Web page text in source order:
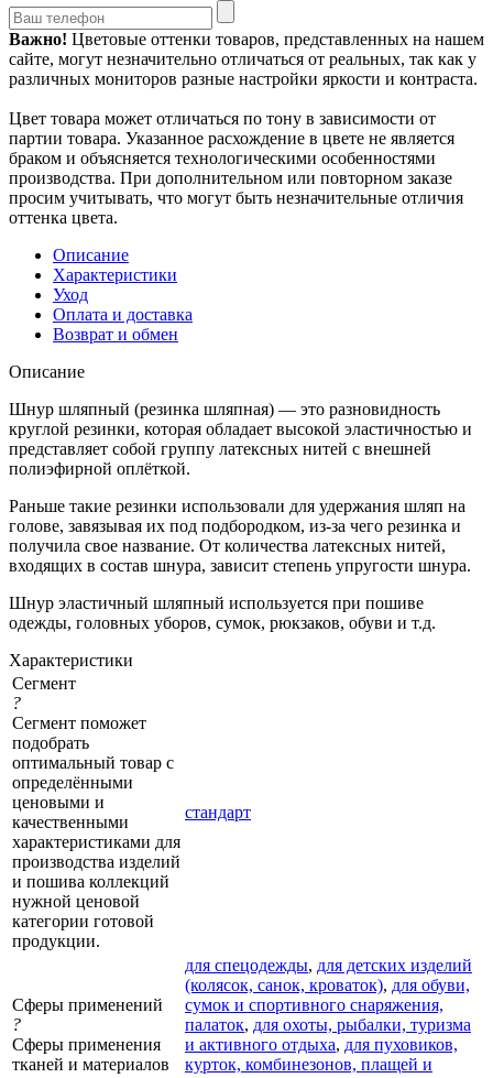
Важно! Цветовые оттенки товаров, представленных на нашем
сайте, могут незначительно отличаться от реальных, так как у
различных мониторов разные настройки яркости и контраста.
Цвет товара может отличаться по тону в зависимости от
партии товара. Указанное расхождение в цвете не является
браком и объясняется технологическими особенностями
производства. При дополнительном или повторном заказе
просим учитывать, что могут быть незначительные отличия
оттенка цвета.
Описание
Характеристики
Уход
Оплата и доставка
Возврат и обмен
Описание
Шнур шляпный (резинка шляпная) — это разновидность
круглой резинки, которая обладает высокой эластичностью и
представляет собой группу латексных нитей с внешней
полиэфирной оплёткой.
Раньше такие резинки использовали для удержания шляп на
голове, завязывая их под подбородком, из-за чего резинка и
получила свое название. От количества латексных нитей,
входящих в состав шнура, зависит степень упругости шнура.
Шнур эластичный шляпный используется при пошиве
одежды, головных уборов, сумок, рюкзаков, обуви и т.д.
Характеристики
Сегмент
?
Сегмент поможет
подобрать
оптимальный товар с
определёнными
ценовыми и
качественными
характеристиками для
производства изделий
и пошива коллекций
нужной ценовой
категории готовой
продукции.
стандарт
Сферы применений
?
Сферы применения
тканей и материалов
для спецодежды, для детских изделий
(колясок, санок, кроваток), для обуви,
сумок и спортивного снаряжения,
палаток, для охоты, рыбалки, туризма
и активного отдыха, для пуховиков,
курток, комбинезонов, плащей и